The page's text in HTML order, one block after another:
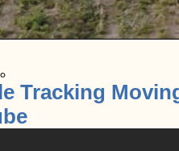
Tracking